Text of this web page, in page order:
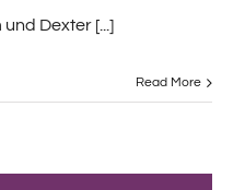
Dexter [...]
Read More